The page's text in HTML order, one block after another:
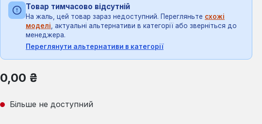
Товар тимчасово відсутній
На жаль, цей товар зараз недоступний. Перегляньте схожі
моделі , актуальні альтернативи в категорії або зверніться до
менеджера.
Переглянути альтернативи в категорії
Звичайна ціна:
0,00 ₴
Більше не доступний